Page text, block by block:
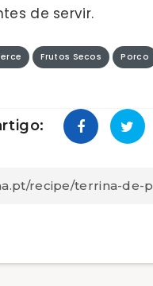
de servir.
Frutos Secos Porco